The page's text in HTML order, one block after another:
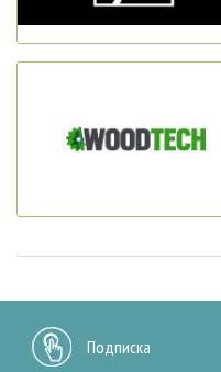
Подписка